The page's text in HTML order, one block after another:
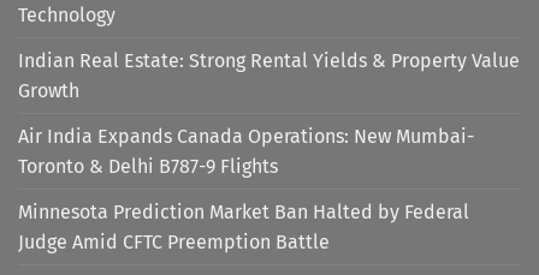
Technology
Indian Real Estate: Strong Rental Yields & Property Value
Growth
Air India Expands Canada Operations: New Mumbai-
Toronto & Delhi B787-9 Flights
Minnesota Prediction Market Ban Halted by Federal
Judge Amid CFTC Preemption Battle